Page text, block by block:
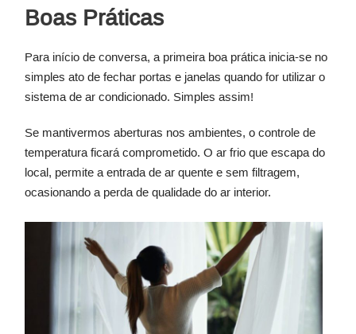
Boas Práticas
Para início de conversa, a primeira boa prática inicia-se no
simples ato de fechar portas e janelas quando for utilizar o
sistema de ar condicionado. Simples assim!
Se mantivermos aberturas nos ambientes, o controle de
temperatura ficará comprometido. O ar frio que escapa do
local, permite a entrada de ar quente e sem filtragem,
ocasionando a perda de qualidade do ar interior.